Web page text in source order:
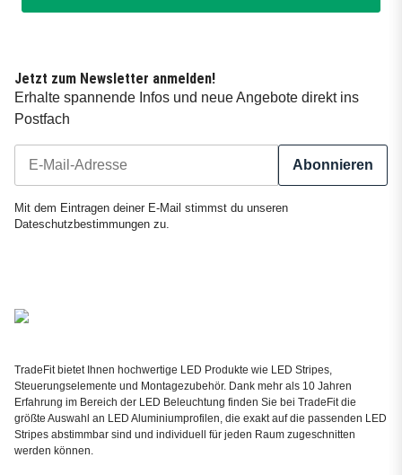
Jetzt zum Newsletter anmelden!
Erhalte spannende Infos und neue Angebote direkt ins
Postfach
Abonnieren
Mit dem Eintragen deiner E-Mail stimmst du unseren
Dateschutzbestimmungen zu.
TradeFit bietet Ihnen hochwertige LED Produkte wie LED Stripes,
Steuerungselemente und Montagezubehör. Dank mehr als 10 Jahren
Erfahrung im Bereich der LED Beleuchtung finden Sie bei TradeFit die
größte Auswahl an LED Aluminiumprofilen, die exakt auf die passenden LED
Stripes abstimmbar sind und individuell für jeden Raum zugeschnitten
werden können.